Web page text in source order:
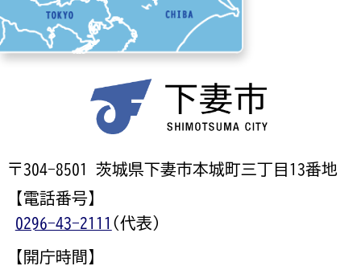
〒304-8501 茨城県下妻市本城町三丁目13番地
【電話番号】
0296-43-2111 (代表)
【開庁時間】